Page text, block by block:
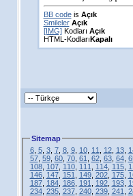
BB codeis Açık
Smileler Açık
[IMG]Kodları Açık
HTML-KodlarıKapalı
Sitemap
6, 5, 3, 7, 8, 9, 10, 11 12, 13,
57, 59, 60, 70, 61 62, 63, 64,
108, 107, 110, 111 114, 115,
146, 147, 151 149, 202, 175,
187, 184, 186, 191 192, 193,
234, 235, 237, 240, 239, 241